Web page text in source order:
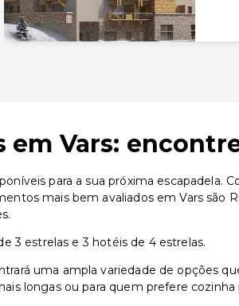
em Vars:
para a sua próxima escapadela.
mais bem avaliados em Vars são
3 estrelas e 3 hotéis de 4 estrelas.
uma ampla variedade de opções
longas ou para quem prefere cozinha